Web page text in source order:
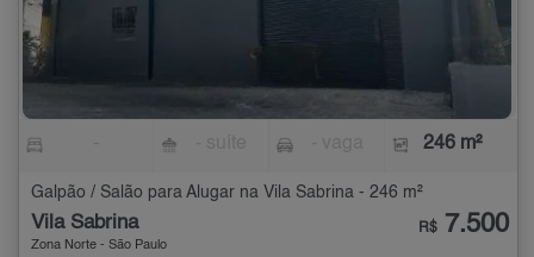
246 m²
Galpão / Salão para Alugar na Vila Sabrina - 246 m²
Vila Sabrina
Zona Norte - São Paulo
R$ 7.500